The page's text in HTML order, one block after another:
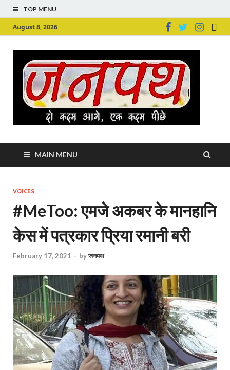
TOP MENU
August 8, 2026
MAIN MENU
VOICES
#MeToo: एमजे अकबर के मानहानि
केस में पत्रकार प्रिया रमानी बरी
February 17, 2021 - byजनपथ